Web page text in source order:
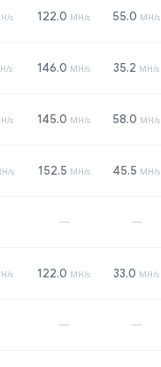
s 122.0 MH/s 55.0 MH/s
s 146.0 MH/s 35.2 MH/s
s 145.0 MH/s 58.0 MH/s
s 152.5 MH/s 45.5 MH/s
— —
s 122.0 MH/s 33.0 MH/s
— —